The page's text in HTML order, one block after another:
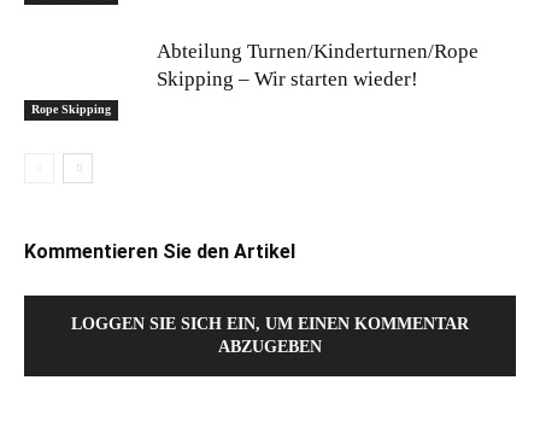
Rope Skipping
Abteilung Turnen/Kinderturnen/Rope
Skipping – Wir starten wieder!
Kommentieren Sie den Artikel
LOGGEN SIE SICH EIN, UM EINEN KOMMENTAR
ABZUGEBEN